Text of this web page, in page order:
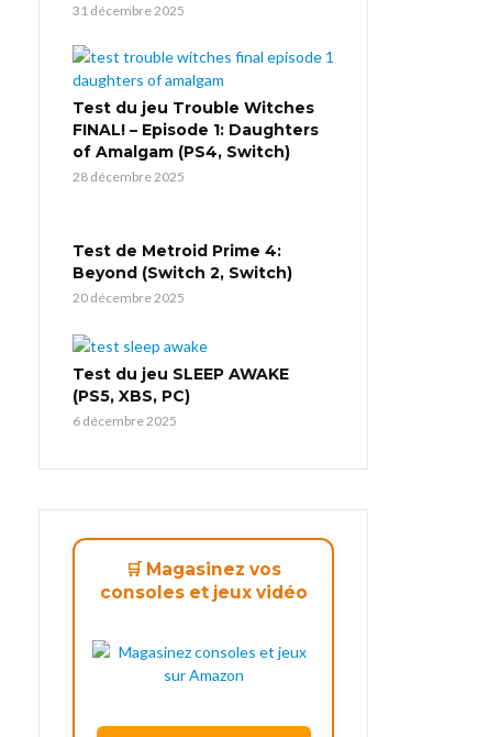
31 décembre 2025
Test du jeu Trouble Witches
FINAL! – Episode 1: Daughters
of Amalgam (PS4, Switch)
28 décembre 2025
Test de Metroid Prime 4:
Beyond (Switch 2, Switch)
20 décembre 2025
Test du jeu SLEEP AWAKE
(PS5, XBS, PC)
6 décembre 2025
🛒 Magasinez vos
consoles et jeux vidéo